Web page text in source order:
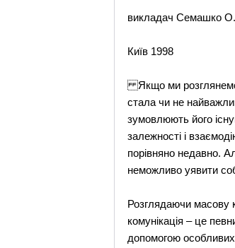
викладач Семашко
Київ 1998
Якщо ми розглянемо
стала чи не
зумовлюють його
залежності і
порівняно недавно.
неможливо уявити
Розглядаючи масову
комунікація – це
допомогою особливих